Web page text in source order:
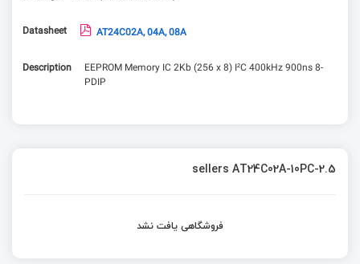
Datasheet AT24C02A, 04A, 08A
Description
EEPROM Memory IC 2Kb (256 x 8) I²C 400kHz 900ns 8-
PDIP
sellers AT24C02A-10PC-2.5
فروشگاهی یافت نشد